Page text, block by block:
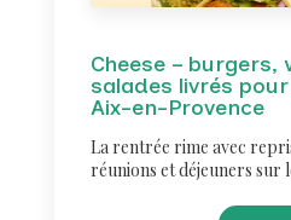
Cheese – burgers,
salades livrés
Aix-en-Provence
La rentrée rime avec
réunions et déjeuners sur